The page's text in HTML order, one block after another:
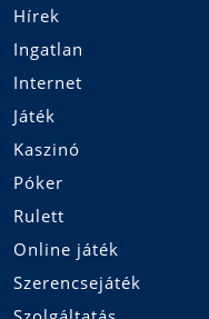
Hírek
Ingatlan
Internet
Játék
Kaszinó
Póker
Rulett
Online játék
Szerencsejáték